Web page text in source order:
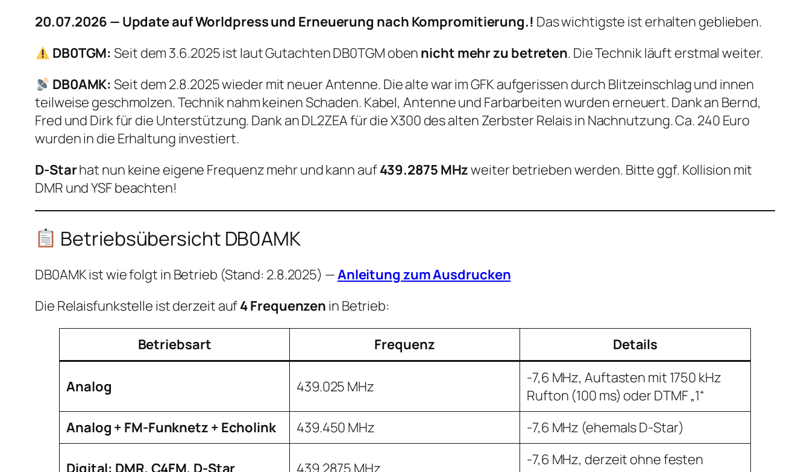
20.07.2026 — Update auf Worldpress und Erneuerung nach Kompromitierung.! Das wichtigste ist erhalten geblieben.
DB0TGM: Seit dem 3.6.2025 ist laut Gutachten DB0TGM oben nicht mehr zu betreten. Die Technik läuft erstmal weiter.
DB0AMK: Seit dem 2.8.2025 wieder mit neuer Antenne. Die alte war im GFK aufgerissen durch Blitzeinschlag und innen
teilweise geschmolzen. Technik nahm keinen Schaden. Kabel, Antenne und Farbarbeiten wurden erneuert. Dank an Bernd,
Fred und Dirk für die Unterstützung. Dank an DL2ZEA für die X300 des alten Zerbster Relais in Nachnutzung. Ca. 240 Euro
wurden in die Erhaltung investiert.
D-Starhat nun keine eigene Frequenz mehr und kann auf439.2875 MHzweiter betrieben werden. Bitte ggf. Kollision mit
DMR und YSF beachten!
Betriebsübersicht DB0AMK
DB0AMK ist wie folgt in Betrieb (Stand: 2.8.2025) —Anleitung zum Ausdrucken
Die Relaisfunkstelle ist derzeit auf4 Frequenzen in Betrieb:
Betriebsart Frequenz Details
Analog 439.025 MHz
-7,6 MHz, Auftasten mit 1750 kHz
Rufton (100 ms) oder DTMF „1“
Analog + FM-Funknetz + Echolink
439.450 MHz -7,6 MHz (ehemals D-Star)
Digital: DMR, C4FM, D-Star 439.2875 MHz
-7,6 MHz, derzeit ohne festen